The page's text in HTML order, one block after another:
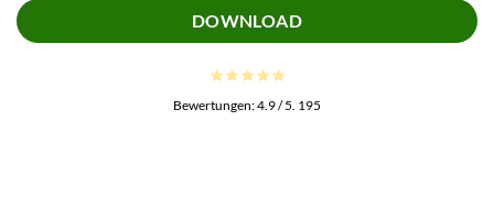
DOWNLOAD
Bewertungen:4.9/ 5. 195